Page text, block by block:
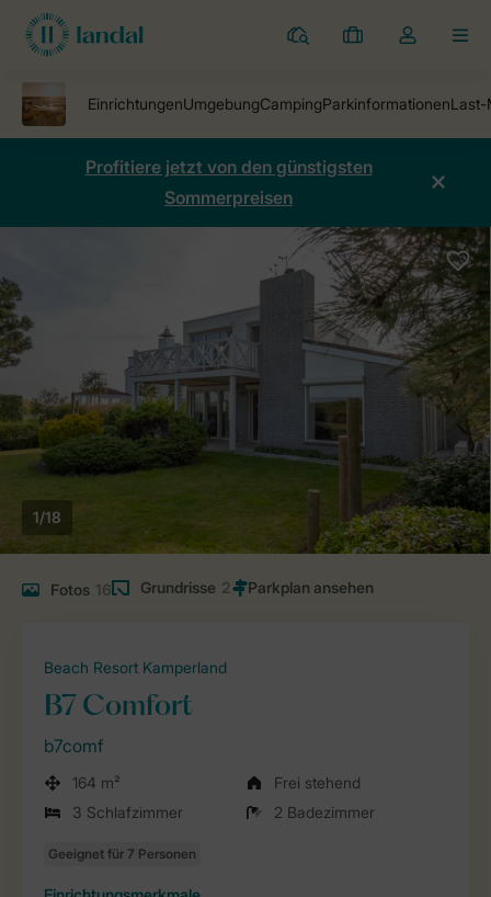
Ferienparks
Meine
Dropdown-
öffnen
Profitiere jetzt von den günstigsten
Sommerpreisen
1/18
Fotos 16 Grundrisse 2
Beach Resort Kamperland
B7 Comfort
b7comf
164 m²
Frei stehend
3 Schlafzimmer
2 Badezimmer